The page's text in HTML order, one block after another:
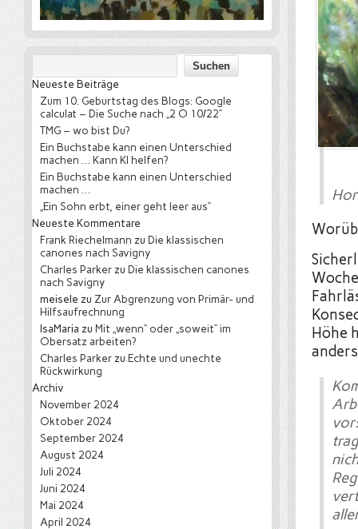
Höhe
Neueste Beiträge
Zum 10. Geburtstag des Blogs: Google
calculat – Die Suche nach „2 O 10/22“
TMG – wo bist Du?
Ein Buchstabe kann einen Unterschied
machen … Kann KI helfen?
Ein Buchstabe kann einen Unterschied
machen …
„Ein Sohn erbt, einer geht leer aus“
Neueste Kommentare
Frank Riechelmann zu Die klassischen
canones nach Savigny
Charles Parker zu Die klassischen canones
nach Savigny
meisele zu Zur Abgrenzung von Primär- und
Hilfsaufrechnung
IsaMaria zu Mit „wenn“ oder „soweit“ im
Obersatz arbeiten?
Charles Parker zu Echte und unechte
Rückwirkung
Archiv
November 2024
Oktober 2024
September 2024
August 2024
Juli 2024
Juni 2024
Mai 2024
April 2024